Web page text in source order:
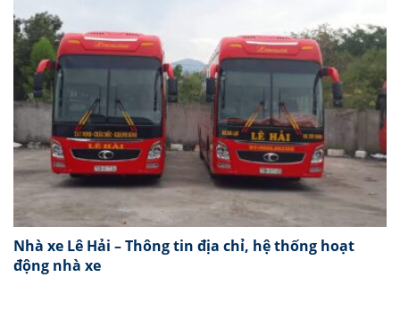
Nhà xe Lê Hải – Thông tin địa chỉ, hệ thống hoạt
động nhà xe